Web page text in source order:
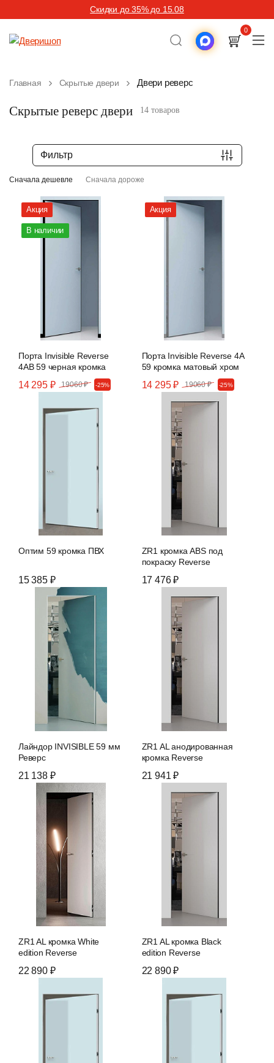
Скидки до 35% до 15.08
0
Главная Скрытые двери Двери реверс
Скрытые реверс двери 14 товаров
Фильтр
Сначала дешевле Сначала дороже
Акция
В наличии
Порта Invisible Reverse
4АB 59 черная кромка
14 295 ₽ 19060 ₽ -25%
Акция
Порта Invisible Reverse 4А
59 кромка матовый хром
14 295 ₽ 19060 ₽ -25%
Оптим 59 кромка ПВХ
15 385 ₽
ZR1 кромка ABS под
покраску Reverse
17 476 ₽
Лайндор INVISIBLE 59 мм
Реверс
21 138 ₽
ZR1 AL анодированная
кромка Reverse
21 941 ₽
ZR1 AL кромка White
edition Reverse
22 890 ₽
ZR1 AL кромка Black
edition Reverse
22 890 ₽